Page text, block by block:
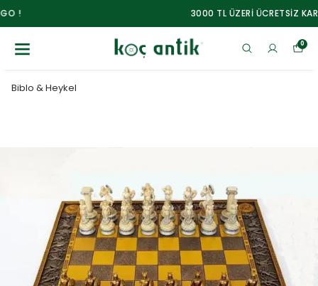
3000 TL ÜZERİ ÜCRETSİZ KARGO !
0
Biblo & Heykel